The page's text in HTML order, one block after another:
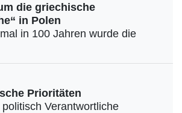
die griechische
in Polen
in 100 Jahren wurde die
Prioritäten
Verantwortliche